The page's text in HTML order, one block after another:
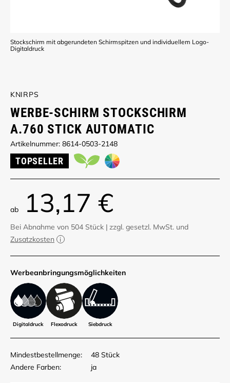
Stockschirm mit abgerundeten Schirmspitzen und individuellem Logo-
Digitaldruck
KNIRPS
WERBE-SCHIRM STOCKSCHIRM
A.760 STICK AUTOMATIC
Artikelnummer: 8614-0503-2148
TOPSELLER
ab 13,17 €
Bei Abnahme von 504 Stück | zzgl. gesetzl. MwSt. und
Zusatzkosten
Werbe­anbringungs­möglich­keiten
Digitaldruck Flexodruck Siebdruck
Mindestbestellmenge:
48 Stück
Andere Farben:
ja